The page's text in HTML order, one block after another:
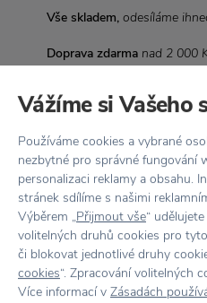
Vše skladem, odesíláme
Doprava zdarma nad 2 000
Showroomve Zlíně
Stojí za
Vážíme si Vašeho
Používáme cookies a vybrané
nezbytné pro správné fungování
personalizaci reklamy a obsahu.
stránek sdílíme s našimi
Výběrem „Přijmout vše“
volitelných druhů cookies pro
či blokovat jednotlivé druhy
cookies“. Zpracování volitelných
Více informací v Zásadách